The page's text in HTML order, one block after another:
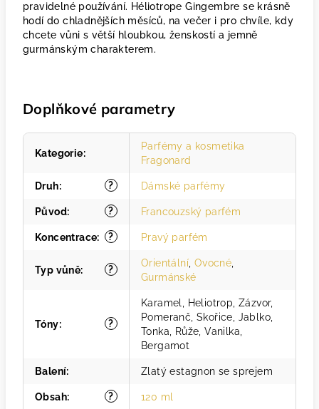
pravidelné používání. Héliotrope Gingembre se krásně
hodí do chladnějších měsíců, na večer i pro chvíle, kdy
chcete vůni s větší hloubkou, ženskostí a jemně
gurmánským charakterem.
Doplňkové parametry
Kategorie:
Parfémy a kosmetika
Fragonard
?
Druh: Dámské parfémy
?
Původ: Francouzský parfém
?
Koncentrace: Pravý parfém
?
Typ vůně:
Orientální Ovocné
Gurmánské
?
Tóny:
Karamel, Heliotrop, Zázvor,
Pomeranč, Skořice, Jablko,
Tonka, Růže, Vanilka,
Bergamot
Balení: Zlatý estagnon se sprejem
?
Obsah: 120 ml